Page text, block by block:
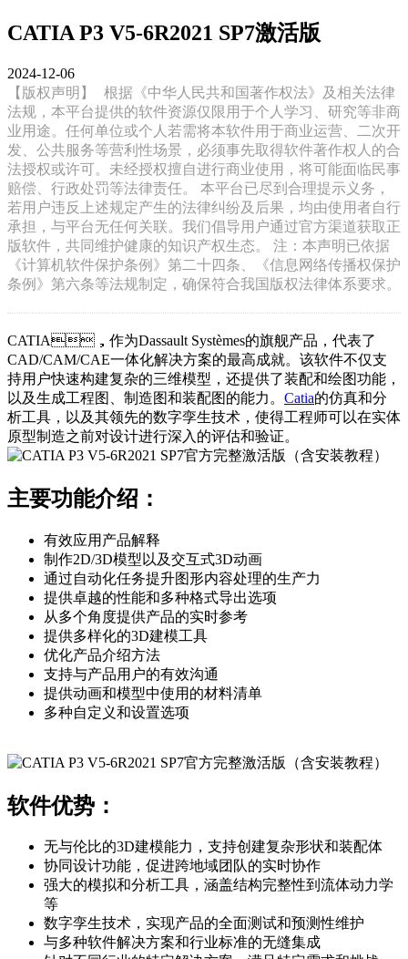
CATIA P3 V5-6R2021 SP7激活版
2024-12-06
【版权声明】
根据《中华人民共和国著作权法》及相关法律
法规，本平台提供的软件资源仅限用于个人学习、研究等非商
业用途。任何单位或个人若需将本软件用于商业运营、二次开
发、公共服务等营利性场景，必须事先取得软件著作权人的合
法授权或许可。未经授权擅自进行商业使用，将可能面临民事
赔偿、行政处罚等法律责任。 本平台已尽到合理提示义务，
若用户违反上述规定产生的法律纠纷及后果，均由使用者自行
承担，与平台无任何关联。我们倡导用户通过官方渠道获取正
版软件，共同维护健康的知识产权生态。 注：本声明已依据
《计算机软件保护条例》第二十四条、《信息网络传播权保护
条例》第六条等法规制定，确保符合我国版权法律体系要求。
CATIA，作为Dassault Systèmes的旗舰产品，代表了
CAD/CAM/CAE一体化解决方案的最高成就。该软件不仅支
持用户快速构建复杂的三维模型，还提供了装配和绘图功能，
以及生成工程图、制造图和装配图的能力。 Catia的仿真和分
析工具，以及其领先的数字孪生技术，使得工程师可以在实体
原型制造之前对设计进行深入的评估和验证。
主要功能介绍：
有效应用产品解释
制作2D/3D模型以及交互式3D动画
通过自动化任务提升图形内容处理的生产力
提供卓越的性能和多种格式导出选项
从多个角度提供产品的实时参考
提供多样化的3D建模工具
优化产品介绍方法
支持与产品用户的有效沟通
提供动画和模型中使用的材料清单
多种自定义和设置选项
软件优势：
无与伦比的3D建模能力，支持创建复杂形状和装配体
协同设计功能，促进跨地域团队的实时协作
强大的模拟和分析工具，涵盖结构完整性到流体动力学
等
数字孪生技术，实现产品的全面测试和预测性维护
与多种软件解决方案和行业标准的无缝集成